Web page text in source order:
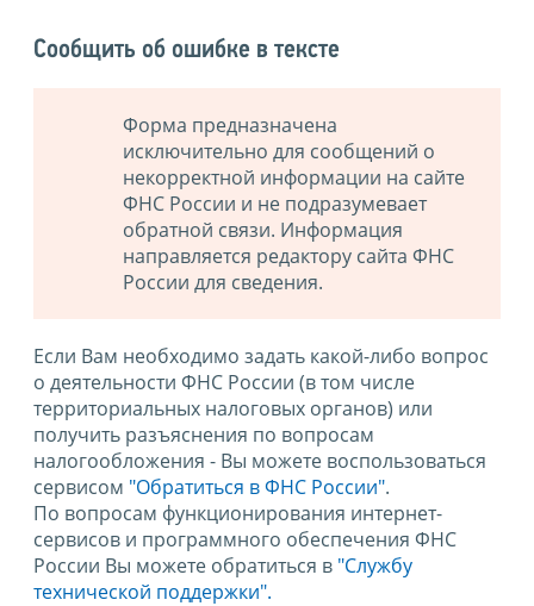
Сообщить об ошибке в тексте
Форма предназначена
исключительно для сообщений о
некорректной информации на сайте
ФНС России и не подразумевает
обратной связи. Информация
направляется редактору сайта ФНС
России для сведения.
Если Вам необходимо задать какой-либо вопрос
о деятельности ФНС России (в том числе
территориальных налоговых органов) или
получить разъяснения по вопросам
налогообложения - Вы можете воспользоваться
сервисом "Обратиться в ФНС России".
По вопросам функционирования интернет-
сервисов и программного обеспечения ФНС
России Вы можете обратиться в "Службу
технической поддержки".